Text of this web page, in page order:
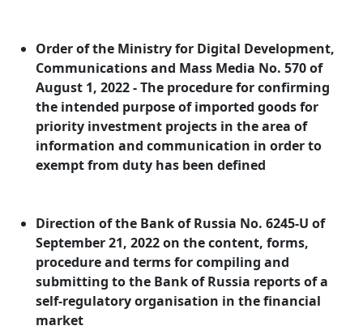
Order of the Ministry for Digital Development,
Communications and Mass Media No. 570 of
August 1, 2022 - The procedure for confirming
the intended purpose of imported goods for
priority investment projects in the area of
information and communication in order to
exempt from duty has been defined
Direction of the Bank of Russia No. 6245-U of
September 21, 2022 on the content, forms,
procedure and terms for compiling and
submitting to the Bank of Russia reports of a
self-regulatory organisation in the financial
market